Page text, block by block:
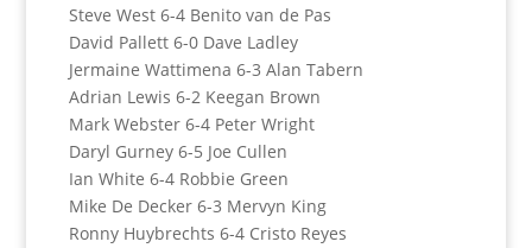
Steve West 6-4 Benito van de Pas
David Pallett 6-0 Dave Ladley
Jermaine Wattimena 6-3 Alan Tabern
Adrian Lewis 6-2 Keegan Brown
Mark Webster 6-4 Peter Wright
Daryl Gurney 6-5 Joe Cullen
Ian White 6-4 Robbie Green
Mike De Decker 6-3 Mervyn King
Ronny Huybrechts 6-4 Cristo Reyes